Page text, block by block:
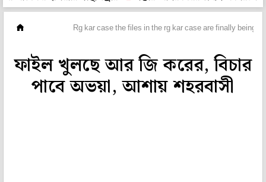
Rg kar case the files in the rg kar case are finally being
ফাইল খুলছে আর জি করের, বিচার
পাবে অভয়া, আশায় শহরবাসী